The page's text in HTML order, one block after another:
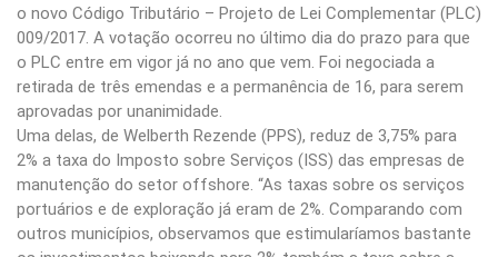
o novo Código Tributário – Projeto de Lei Complementar (PLC)
009/2017. A votação ocorreu no último dia do prazo para que
o PLC entre em vigor já no ano que vem. Foi negociada a
retirada de três emendas e a permanência de 16, para serem
aprovadas por unanimidade.
Uma delas, de Welberth Rezende (PPS), reduz de 3,75% para
2% a taxa do Imposto sobre Serviços (ISS) das empresas de
manutenção do setor offshore. “As taxas sobre os serviços
portuários e de exploração já eram de 2%. Comparando com
outros municípios, observamos que estimularíamos bastante